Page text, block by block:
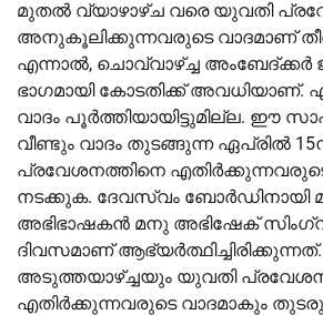
മുതല്‍ വ്യാഴാഴ്ച വരെ യുവതി
അനുകൂലിക്കുന്നവരുടെ വാദമാണ്
എന്നാല്‍, ചൊവ്വാഴ്ച്ച അംബേദ്ക്കർ
ഭാഗമായി കോടതിക്ക് അവധിയാണ്.
വാദം പൂര്‍ത്തിയായിട്ടുമില്ല. ഈ
വീണ്ടും വാദം തുടങ്ങുന്ന ഏപ്രില്‍
പ്രവേശനത്തിനെ
നടക്കുക. ദേവസ്വം ബോർഡിനായി
അഭിഭാഷകൻ മനു അഭിഷേക്
ദിവസമാണ്
അടുത്തയാഴ്ച്ചയും യുവതി
എതിർക്കുന്നവരുടെ വാദമാകും